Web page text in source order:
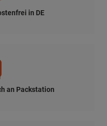
in DE
an Packstation